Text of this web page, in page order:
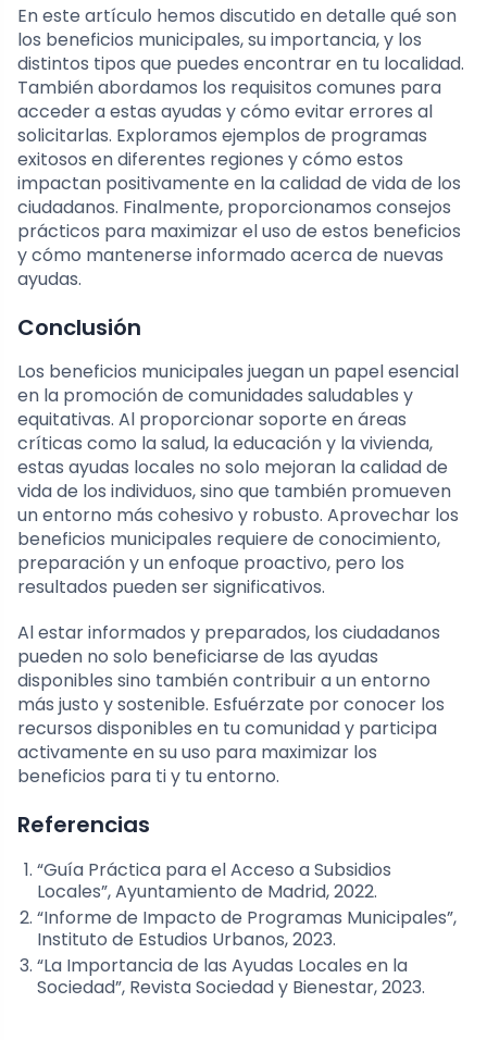
En este artículo hemos discutido en detalle qué son
los beneficios municipales, su importancia, y los
distintos tipos que puedes encontrar en tu localidad.
También abordamos los requisitos comunes para
acceder a estas ayudas y cómo evitar errores al
solicitarlas. Exploramos ejemplos de programas
exitosos en diferentes regiones y cómo estos
impactan positivamente en la calidad de vida de los
ciudadanos. Finalmente, proporcionamos consejos
prácticos para maximizar el uso de estos beneficios
y cómo mantenerse informado acerca de nuevas
ayudas.
Conclusión
Los beneficios municipales juegan un papel esencial
en la promoción de comunidades saludables y
equitativas. Al proporcionar soporte en áreas
críticas como la salud, la educación y la vivienda,
estas ayudas locales no solo mejoran la calidad de
vida de los individuos, sino que también promueven
un entorno más cohesivo y robusto. Aprovechar los
beneficios municipales requiere de conocimiento,
preparación y un enfoque proactivo, pero los
resultados pueden ser significativos.
Al estar informados y preparados, los ciudadanos
pueden no solo beneficiarse de las ayudas
disponibles sino también contribuir a un entorno
más justo y sostenible. Esfuérzate por conocer los
recursos disponibles en tu comunidad y participa
activamente en su uso para maximizar los
beneficios para ti y tu entorno.
Referencias
“Guía Práctica para el Acceso a Subsidios
Locales”, Ayuntamiento de Madrid, 2022.
“Informe de Impacto de Programas Municipales”,
Instituto de Estudios Urbanos, 2023.
“La Importancia de las Ayudas Locales en la
Sociedad”, Revista Sociedad y Bienestar, 2023.